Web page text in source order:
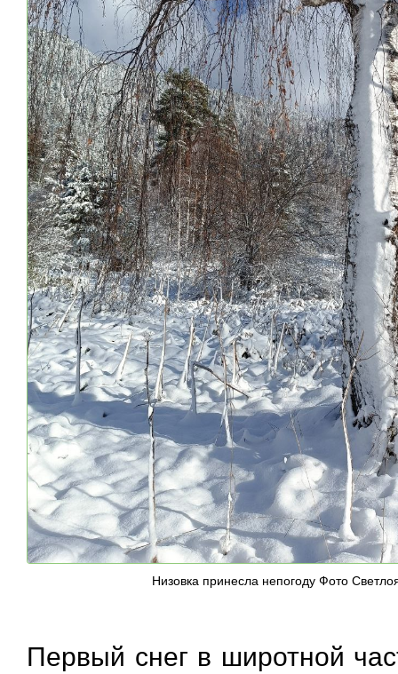
Низовка принесла непогоду Фото
Первый снег в широтной